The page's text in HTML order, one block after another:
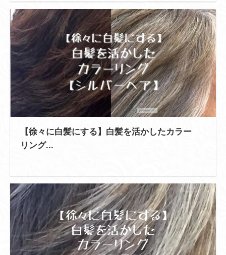
【徐々に白髪にする】白髪を活かしたカラー
リング...